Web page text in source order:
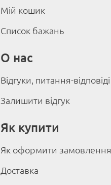
Мій кошик
Список бажань
О нас
Відгуки, питання-відповіді
Залишити відгук
Як купити
Як оформити замовлення
Доставка